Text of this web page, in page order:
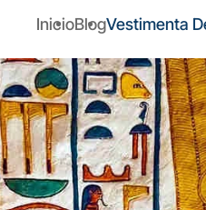
InicioBlogVestimenta